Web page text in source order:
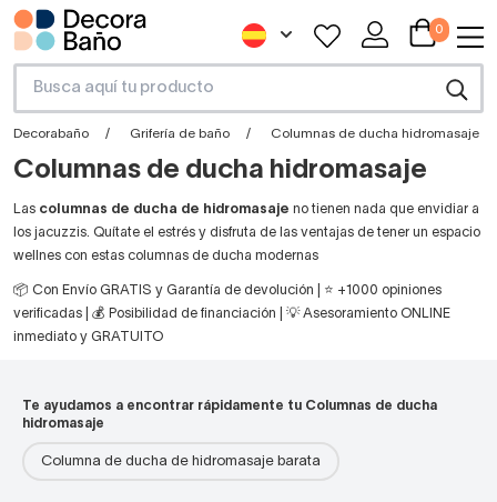
0
Decorabaño Grifería de baño Columnas de ducha hidromasaje
Columnas de ducha hidromasaje
Las columnas de ducha de hidromasaje no tienen nada que envidiar a
los jacuzzis. Quítate el estrés y disfruta de las ventajas de tener un espacio
wellnes con estas columnas de ducha modernas
📦 Con Envío GRATIS y Garantía de devolución | ⭐ +1000 opiniones
verificadas | 💰 Posibilidad de financiación | 💡 Asesoramiento ONLINE
inmediato y GRATUITO
Te ayudamos a encontrar rápidamente tu Columnas de ducha
hidromasaje
Columna de ducha de hidromasaje barata